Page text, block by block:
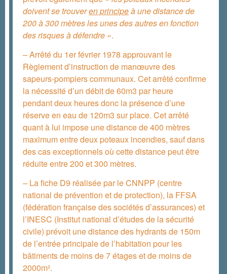
doivent se trouveren principeà une distance de
200 à 300 mètres les unes des autres en fonction
des risques à défendre ».
– Arrêté du 1er février 1978 approuvant le
Règlement d’instruction de manœuvre des
sapeurs-pompiers communaux. Cet arrêté confirme
la nécessité d’un débit de 60m3 par heure
pendant deux heures donc la présence d’une
réserve en eau de 120m3 sur place. Cet arrêté
quant à lui impose une distance de 400 mètres
maximum entre deux poteaux incendies, sauf dans
des cas exceptionnels où cette distance peut être
réduite entre 200 et 300 mètres.
– La fiche D9 réalisée par le CNNPP (centre
national de prévention et de protection), la FFSA
(fédération française des sociétés d’assurances) et
l’INESC (Institut national d’études de la sécurité
civile) prévoit une distance des hydrants de 150m
de l’entrée principale de l’habitation pour les
bâtiments de moins de 7 étages et de moins de
2000m².